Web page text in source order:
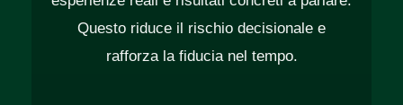
Questo riduce il rischio decisionale e
rafforza la fiducia nel tempo.